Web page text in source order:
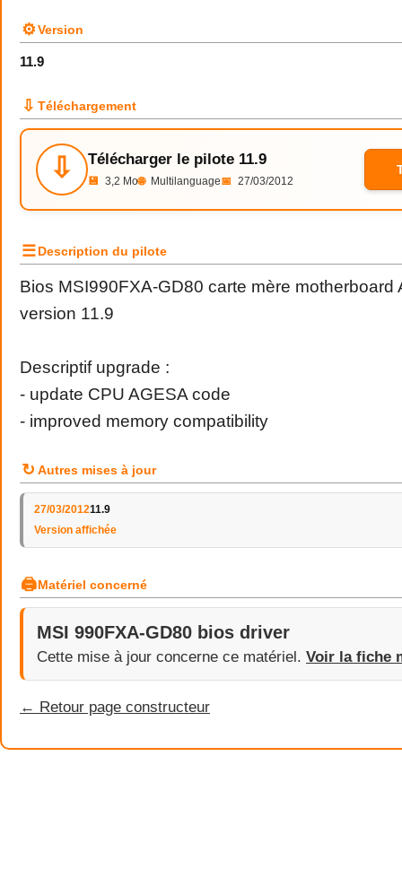
⚙Version
11.9
⇩ Téléchargement
⇩ Télécharger le pilote 11.9
💾 3,2 Mo🌐 Multilanguage📅 27/03/2012
☰Description du pilote
Bios MSI990FXA-GD80 carte mère motherboard
version 11.9
Descriptif upgrade :
- update CPU AGESA code
- improved memory compatibility
↻ Autres mises à jour
27/03/201211.9
Version affichée
🖨Matériel concerné
MSI 990FXA-GD80 bios driver
Cette mise à jour concerne ce matériel. Voir la fiche
← Retour page constructeur